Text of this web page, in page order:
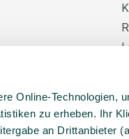
Online-Technologien,
zu erheben. Ihr
an Drittanbieter